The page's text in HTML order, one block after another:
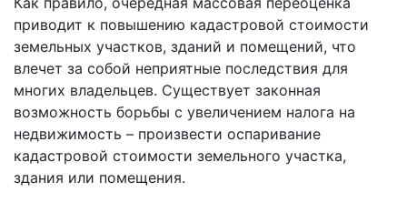
приводит к повышению кадастровой стоимости
земельных участков, зданий и помещений, что
влечет за собой неприятные последствия для
многих владельцев. Существует законная
возможность борьбы с увеличением налога на
недвижимость – произвести оспаривание
кадастровой стоимости земельного участка,
здания или помещения.